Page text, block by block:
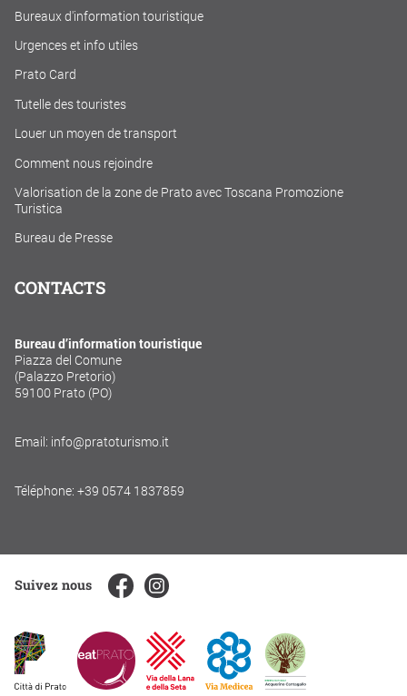
Bureaux d'information touristique
Urgences et info utiles
Prato Card
Tutelle des touristes
Louer un moyen de transport
Comment nous rejoindre
Valorisation de la zone de Prato avec Toscana Promozione
Turistica
Bureau de Presse
CONTACTS
Bureau d’information touristique
Piazza del Comune
(Palazzo Pretorio)
59100 Prato (PO)
Email: info@pratoturismo.it
Téléphone: +39 0574 1837859
Suivez nous